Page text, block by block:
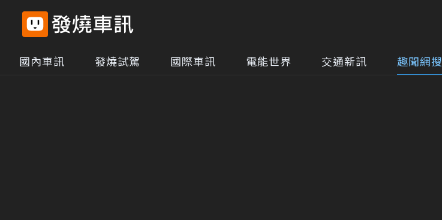
國內車訊 發燒試駕 國際車訊 電能世界 交通新訊 趣聞網搜